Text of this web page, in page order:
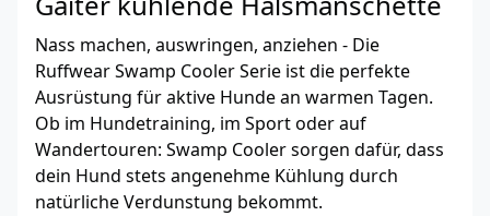
Nass machen, auswringen, anziehen - Die
Ruffwear Swamp Cooler Serie ist die perfekte
Ausrüstung für aktive Hunde an warmen Tagen.
Ob im Hundetraining, im Sport oder auf
Wandertouren: Swamp Cooler sorgen dafür, dass
dein Hund stets angenehme Kühlung durch
natürliche Verdunstung bekommt.